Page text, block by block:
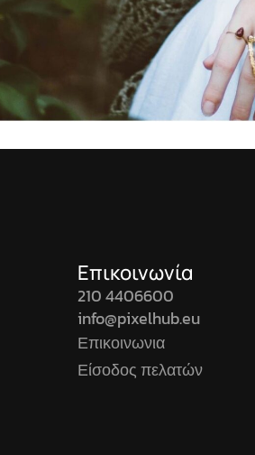
Επικοινωνία
210 4406600
info@pixelhub.eu
Επικοινωνια
Είσοδος πελατών